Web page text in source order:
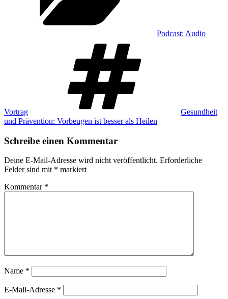
Podcast: Audio
Vortrag
Gesundheit
und Prävention: Vorbeugen ist besser als Heilen
Schreibe einen Kommentar
Deine E-Mail-Adresse wird nicht veröffentlicht. Erforderliche
Felder sind mit * markiert
Kommentar *
Name *
E-Mail-Adresse *